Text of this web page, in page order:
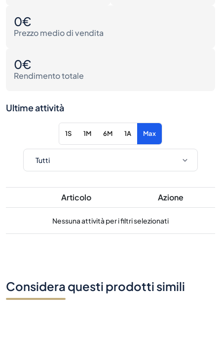
0€
Prezzo medio di vendita
0€
Rendimento totale
Ultime attività
1S 1M 6M 1A Max
Articolo Azione
Nessuna attività per i filtri selezionati
Considera questi prodotti simili